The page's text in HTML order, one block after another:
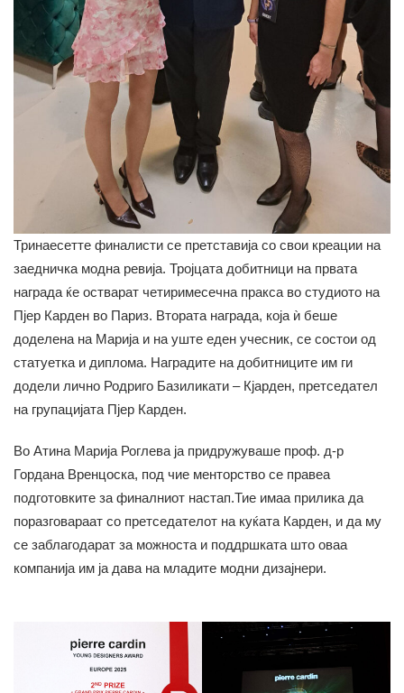
Тринаесетте финалисти се претставија со свои креации на
заедничка модна ревија. Тројцата добитници на првата
награда ќе остварат четиримесечна пракса во студиото на
Пјер Карден во Париз. Втората награда, која ѝ беше
доделена на Марија и на уште еден учесник, се состои од
статуетка и диплома. Наградите на добитниците им ги
додели лично Родриго Базиликати – Кјарден, претседател
на групацијата Пјер Карден.
Во Атина Марија Роглева ја придружуваше проф. д-р
Гордана Вренцоска, под чие менторство се правеа
подготовките за финалниот настап.Тие имаа прилика да
поразговараат со претседателот на куќата Карден, и да му
се заблагодарат за можноста и поддршката што оваа
компанија им ја дава на младите модни дизајнери.